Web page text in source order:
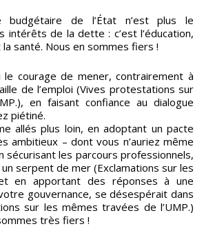
budgétaire de l’État n’est plus le
intérêts de la dette : c’est l’éducation,
la santé. Nous en sommes fiers !
le courage de mener, contrairement à
de l’emploi (Vives protestations sur
en faisant confiance au dialogue
piétiné.
allés plus loin, en adoptant un pacte
ambitieux – dont vous n’auriez même
sécurisant les parcours professionnels,
serpent de mer (Exclamations sur les
en apportant des réponses à une
gouvernance, se désespérait dans
sur les mêmes travées de l’UMP.)
très fiers !